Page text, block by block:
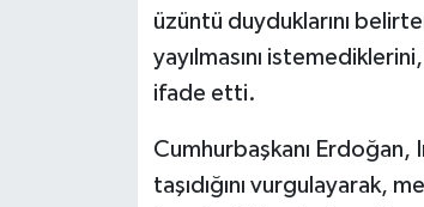
üzüntü duyduklarını
yayılmasını
ifade etti.
Cumhurbaşkanı Erdoğan,
taşıdığını vurgulayarak,
KÜLTÜR SANAT
MAGAZİN